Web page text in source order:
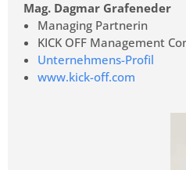
Mag. Dagmar Grafeneder
Managing Partnerin
KICK OFF Management
Unternehmens-Profil
www.kick-off.com